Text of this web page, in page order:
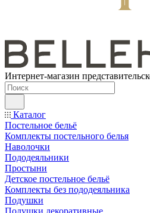
Интернет-магазин
Каталог
Постельное бельё
Комплекты постельного белья
Наволочки
Пододеяльники
Простыни
Детское постельное бельё
Комплекты без пододеяльника
Подушки